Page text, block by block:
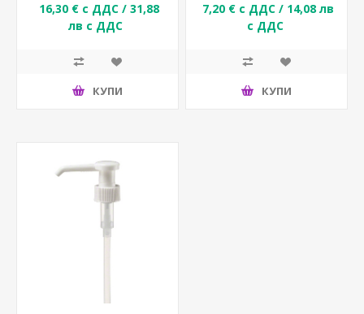
16,30 € с ДДС / 31,88
лв с ДДС
КУПИ
7,20 € с ДДС / 14,08 лв
с ДДС
КУПИ